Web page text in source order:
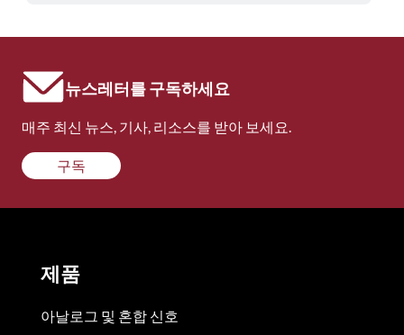
뉴스레터를 구독하세요
매주 최신 뉴스, 기사, 리소스를 받아 보세요.
구독
제품
아날로그 및 혼합 신호